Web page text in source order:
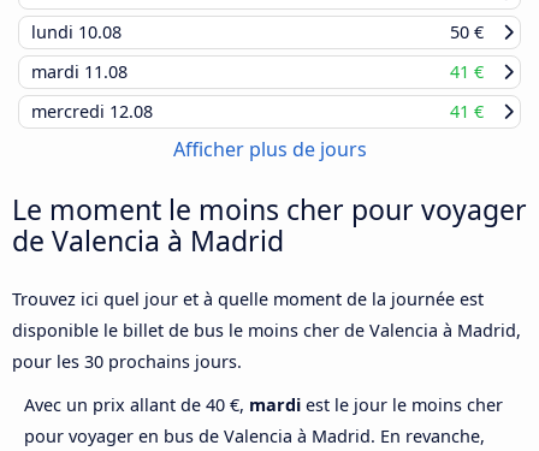
lundi 10.08
50 €
mardi 11.08
41 €
mercredi 12.08 41 €
Afficher plus de jours
Le moment le moins cher pour voyager
de Valencia à Madrid
Trouvez ici quel jour et à quelle moment de la journée est
disponible le billet de bus le moins cher de Valencia à Madrid,
pour les 30 prochains jours.
Avec un prix allant de 40 €, mardi est le jour le moins cher
pour voyager en bus de Valencia à Madrid. En revanche,